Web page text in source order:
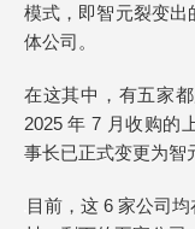
模式，即智元裂变出
体公司。
在这其中，有五家
2025 年 7 月收购的
事长已正式变更为智
目前，这 6 家公司